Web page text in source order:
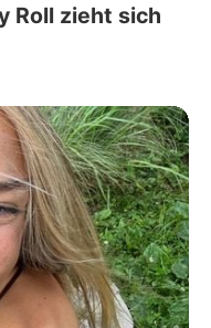
Roll zieht sich